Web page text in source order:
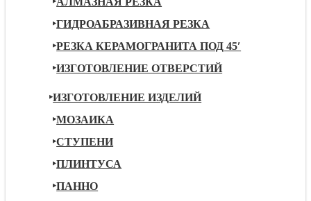
ГИДРОАБРАЗИВНАЯ РЕЗКА
РЕЗКА КЕРАМОГРАНИТА ПОД 45′
ИЗГОТОВЛЕНИЕ ОТВЕРСТИЙ
ИЗГОТОВЛЕНИЕ ИЗДЕЛИЙ
МОЗАИКА
СТУПЕНИ
ПЛИНТУСА
ПАННО